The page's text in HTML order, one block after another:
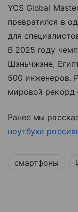
YCS Global
превратился в
для
В 2025 году
Шэньчжэне,
500 инженеров.
мировой рекорд
Ранее мы
ноутбуки
смартфоны